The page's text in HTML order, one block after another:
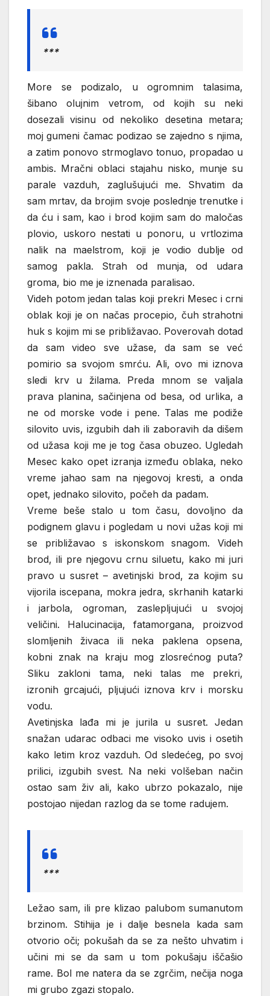
***
More se podizalo, u ogromnim talasima,
šibano olujnim vetrom, od kojih su neki
dosezali visinu od nekoliko desetina metara;
moj gumeni čamac podizao se zajedno s njima,
a zatim ponovo strmoglavo tonuo, propadao u
ambis. Mračni oblaci stajahu nisko, munje su
parale vazduh, zaglušujući me. Shvatim da
sam mrtav, da brojim svoje poslednje trenutke i
da ću i sam, kao i brod kojim sam do maločas
plovio, uskoro nestati u ponoru, u vrtlozima
nalik na maelstrom, koji je vodio dublje od
samog pakla. Strah od munja, od udara
groma, bio me je iznenada paralisao.
Videh potom jedan talas koji prekri Mesec i crni
oblak koji je on načas procepio, čuh strahotni
huk s kojim mi se približavao. Poverovah dotad
da sam video sve užase, da sam se već
pomirio sa svojom smrću. Ali, ovo mi iznova
sledi krv u žilama. Preda mnom se valjala
prava planina, sačinjena od besa, od urlika, a
ne od morske vode i pene. Talas me podiže
silovito uvis, izgubih dah ili zaboravih da dišem
od užasa koji me je tog časa obuzeo. Ugledah
Mesec kako opet izranja između oblaka, neko
vreme jahao sam na njegovoj kresti, a onda
opet, jednako silovito, počeh da padam.
Vreme beše stalo u tom času, dovoljno da
podignem glavu i pogledam u novi užas koji mi
se približavao s iskonskom snagom. Videh
brod, ili pre njegovu crnu siluetu, kako mi juri
pravo u susret – avetinjski brod, za kojim su
vijorila iscepana, mokra jedra, skrhanih katarki
i jarbola, ogroman, zaslepljujući u svojoj
veličini. Halucinacija, fatamorgana, proizvod
slomljenih živaca ili neka paklena opsena,
kobni znak na kraju mog zlosrećnog puta?
Sliku zakloni tama, neki talas me prekri,
izronih grcajući, pljujući iznova krv i morsku
vodu.
Avetinjska lađa mi je jurila u susret. Jedan
snažan udarac odbaci me visoko uvis i osetih
kako letim kroz vazduh. Od sledećeg, po svoj
prilici, izgubih svest. Na neki volšeban način
ostao sam živ ali, kako ubrzo pokazalo, nije
postojao nijedan razlog da se tome radujem.
***
Ležao sam, ili pre klizao palubom sumanutom
brzinom. Stihija je i dalje besnela kada sam
otvorio oči; pokušah da se za nešto uhvatim i
učini mi se da sam u tom pokušaju iščašio
rame. Bol me natera da se zgrčim, nečija noga
mi grubo zgazi stopalo.